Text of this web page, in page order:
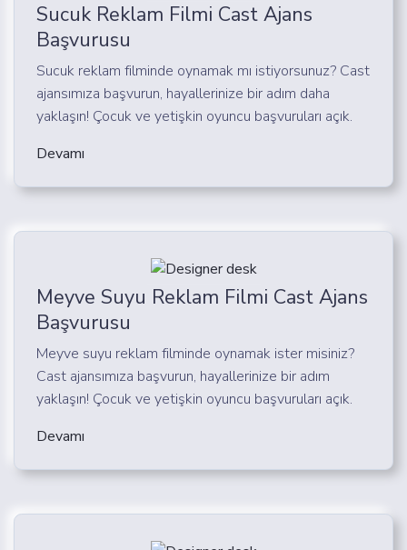
Sucuk Reklam Filmi Cast Ajans
Başvurusu
Sucuk reklam filminde oynamak mı istiyorsunuz? Cast
ajansımıza başvurun, hayallerinize bir adım daha
yaklaşın! Çocuk ve yetişkin oyuncu başvuruları açık.
Devamı
Meyve Suyu Reklam Filmi Cast Ajans
Başvurusu
Meyve suyu reklam filminde oynamak ister misiniz?
Cast ajansımıza başvurun, hayallerinize bir adım
yaklaşın! Çocuk ve yetişkin oyuncu başvuruları açık.
Devamı